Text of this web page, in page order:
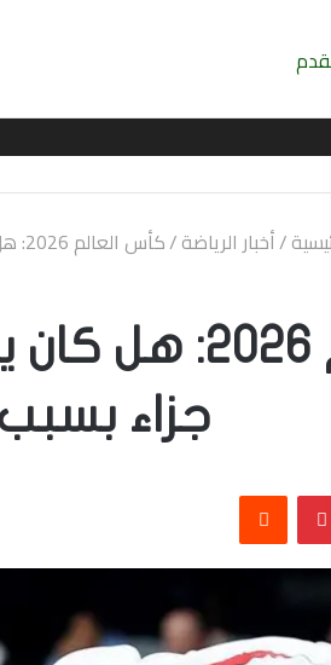
/أخبار الرياضة/كأس العالم 2026: هل كان يجب على إنجلترا أن تحصل على ركلة جزاء بسبب تحدي هاري كين؟
كأس العالم
جزاء
بينتيريست